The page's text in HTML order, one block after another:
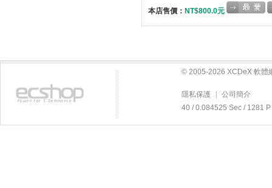
本店售價： NT$800.0元
© 2005-2026 XCDeX 軟體
隱私保護
公司簡介
40 / 0.084525 Sec / 1281